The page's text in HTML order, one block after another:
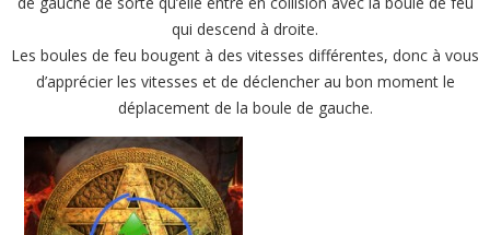
qui descend à droite.
Les boules de feu bougent à des vitesses différentes, donc à vous
d’apprécier les vitesses et de déclencher au bon moment le
déplacement de la boule de gauche.